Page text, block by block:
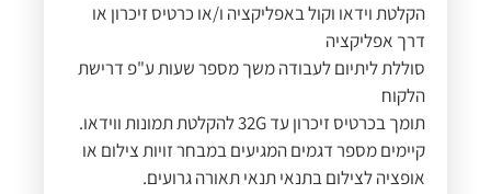
הקלטת וידאו וקול באפליקציה ו/או כרטיס זיכרון או
דרך אפליקציה
סוללת ליתיום לעבודה משך מספר שעות ע"פ דרישת
הלקוח
תומך בכרטיס זיכרון עד 32G להקלטת תמונות ווידאו.
קיימים מספר דגמים המגיעים במבחר זויות צילום או
אופציה לצילום בתנאי תנאי תאורה גרועים.